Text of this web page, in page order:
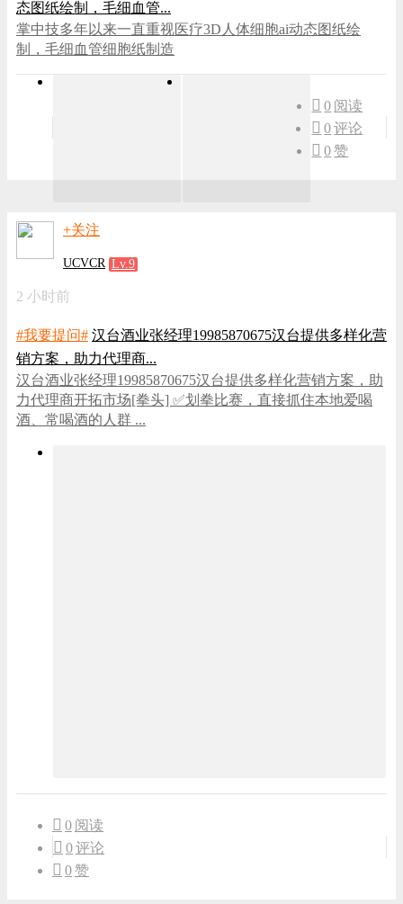
态图纸绘制，毛细血管...
掌中技多年以来一直重视医疗3D人体细胞ai动态图纸绘
制，毛细血管细胞纸制造
0 阅读
0评论
0赞
+关注
UCVCR Lv.9
2 小时前
#我要提问# 汉台酒业张经理19985870675汉台提供多样化营
销方案，助力代理商...
汉台酒业张经理19985870675汉台提供多样化营销方案，助
力代理商开拓市场[拳头] ✅划拳比赛，直接抓住本地爱喝
酒、常喝酒的人群 ...
0 阅读
0评论
0赞